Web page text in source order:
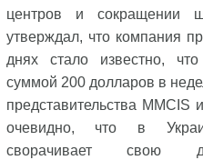
центров и сокращении
утверждал, что компания
днях стало известно,
суммой 200 долларов в
представительства
очевидно, что в
сворачивает свою